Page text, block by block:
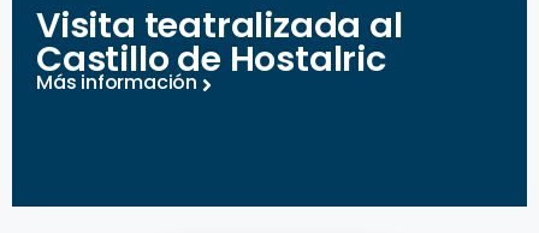
Visita teatralizada al
Castillo de Hostalric
Más información